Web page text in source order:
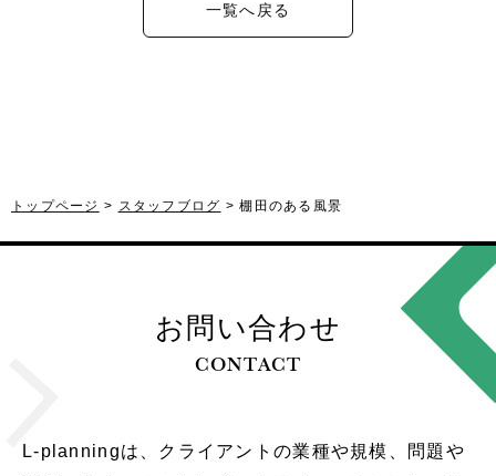
一覧へ戻る
トップページ スタッフブログ 棚田のある風景
お問い合わせ
CONTACT
L-planningは、クライアントの業種や規模、問題や